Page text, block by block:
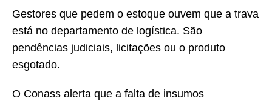
Gestores que pedem o estoque ouvem que a trava
está no departamento de logística. São
pendências judiciais, licitações ou o produto
esgotado.
O Conass alerta que a falta de insumos